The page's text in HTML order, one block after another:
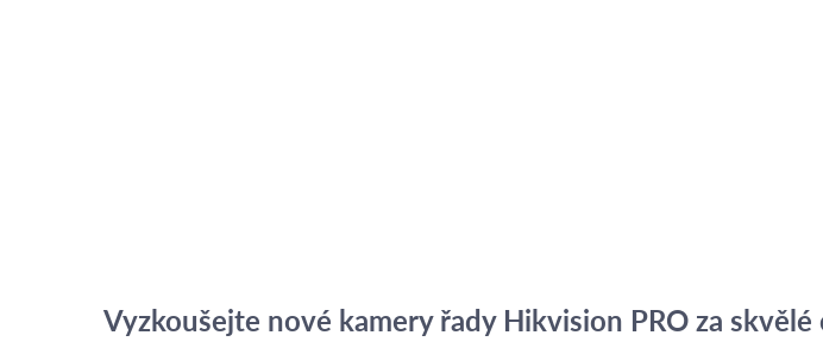
Vyzkoušejte nové kamery řady Hikvision PRO za skvělé